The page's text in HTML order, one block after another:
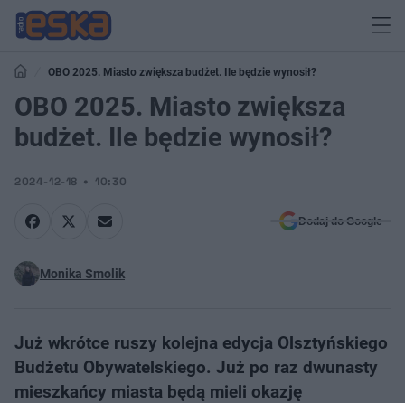
OBO 2025. Miasto zwiększa budżet. Ile będzie wynosił?
OBO 2025. Miasto zwiększa
budżet. Ile będzie wynosił?
2024-12-18 10:30
Dodaj do Google
Monika Smolik
Już wkrótce ruszy kolejna edycja Olsztyńskiego
Budżetu Obywatelskiego. Już po raz dwunasty
mieszkańcy miasta będą mieli okazję